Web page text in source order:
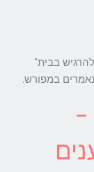
בבית"
במפורש.
–